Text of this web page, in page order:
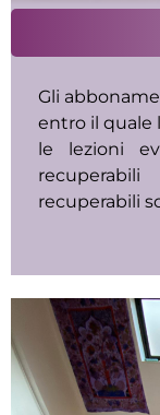
Gli
entro il quale
le lezioni
recuperabili